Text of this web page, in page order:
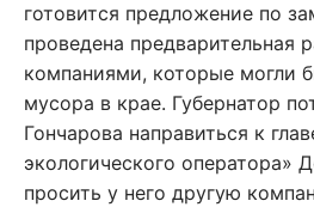
готовится предложение по
проведена предварительная
компаниями, которые могли
мусора в крае. Губернатор
Гончарова направиться к
экологического оператора»
просить у него другую